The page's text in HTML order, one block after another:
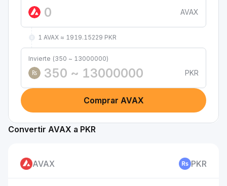
AVAX
1 AVAX ≈ 1919.15229 PKR
Invierte (350 ~ 13000000)
₨
PKR
Comprar AVAX
Convertir AVAX a PKR
AVAX PKR